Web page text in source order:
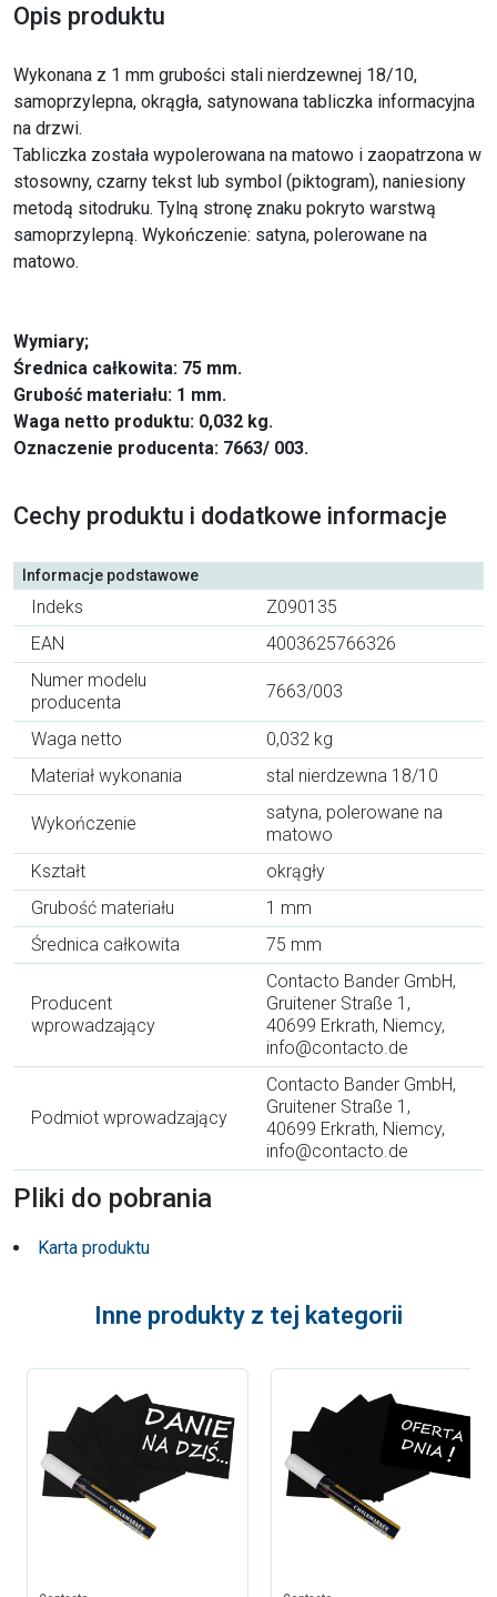
Opis produktu
Wykonana z 1 mm grubości stali nierdzewnej 18/10,
samoprzylepna, okrągła, satynowana tabliczka informacyjna
na drzwi.
Tabliczka została wypolerowana na matowo i zaopatrzona w
stosowny, czarny tekst lub symbol (piktogram), naniesiony
metodą sitodruku. Tylną stronę znaku pokryto warstwą
samoprzylepną. Wykończenie: satyna, polerowane na
matowo.
Wymiary;
Średnica całkowita: 75 mm.
Grubość materiału: 1 mm.
Waga netto produktu: 0,032 kg.
Oznaczenie producenta: 7663/ 003.
Cechy produktu i dodatkowe informacje
Informacje podstawowe
Indeks
Z090135
EAN
4003625766326
Numer modelu
producenta
7663/003
Waga netto
0,032 kg
Materiał wykonania
stal nierdzewna 18/10
Wykończenie
satyna, polerowane na
matowo
Kształt
okrągły
Grubość materiału
1 mm
Średnica całkowita
75 mm
Producent
wprowadzający
Contacto Bander GmbH,
Gruitener Straße 1,
40699 Erkrath, Niemcy,
info@contacto.de
Podmiot wprowadzający
Contacto Bander GmbH,
Gruitener Straße 1,
40699 Erkrath, Niemcy,
info@contacto.de
Pliki do pobrania
Karta produktu
Inne produkty z tej kategorii